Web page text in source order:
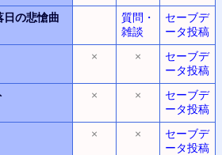
日の悲愴曲
質問・
雑談
セーブデ
ータ投稿
× ×
セーブデ
ータ投稿
× ×
セーブデ
ータ投稿
× ×
セーブデ
ータ投稿